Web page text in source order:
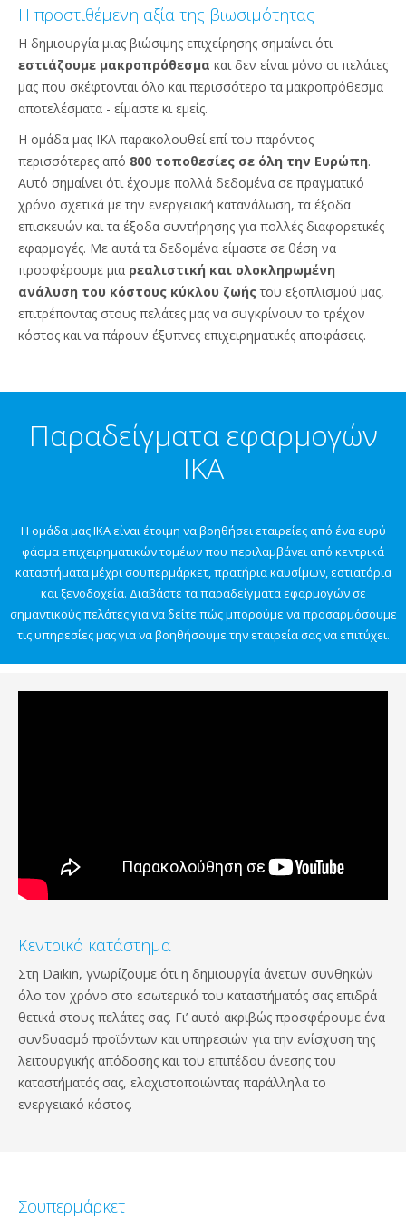
Η προστιθέμενη αξία της βιωσιμότητας
Η δημιουργία μιας βιώσιμης επιχείρησης σημαίνει ότι
εστιάζουμε μακροπρόθεσμα και δεν είναι μόνο οι πελάτες
μας που σκέφτονται όλο και περισσότερο τα μακροπρόθεσμα
αποτελέσματα - είμαστε κι εμείς.
Η ομάδα μας IKA παρακολουθεί επί του παρόντος
περισσότερες από 800 τοποθεσίες σε όλη την Ευρώπη.
Αυτό σημαίνει ότι έχουμε πολλά δεδομένα σε πραγματικό
χρόνο σχετικά με την ενεργειακή κατανάλωση, τα έξοδα
επισκευών και τα έξοδα συντήρησης για πολλές διαφορετικές
εφαρμογές. Με αυτά τα δεδομένα είμαστε σε θέση να
προσφέρουμε μια ρεαλιστική και ολοκληρωμένη
ανάλυση του κόστους κύκλου ζωής του εξοπλισμού μας,
επιτρέποντας στους πελάτες μας να συγκρίνουν το τρέχον
κόστος και να πάρουν έξυπνες επιχειρηματικές αποφάσεις.
Παραδείγματα εφαρμογών
IKA
Η ομάδα μας IKA είναι έτοιμη να βοηθήσει εταιρείες από ένα ευρύ
φάσμα επιχειρηματικών τομέων που περιλαμβάνει από κεντρικά
καταστήματα μέχρι σουπερμάρκετ, πρατήρια καυσίμων, εστιατόρια
και ξενοδοχεία. Διαβάστε τα παραδείγματα εφαρμογών σε
σημαντικούς πελάτες για να δείτε πώς μπορούμε να προσαρμόσουμε
τις υπηρεσίες μας για να βοηθήσουμε την εταιρεία σας να επιτύχει.
Κεντρικό κατάστημα
Στη Daikin, γνωρίζουμε ότι η δημιουργία άνετων συνθηκών
όλο τον χρόνο στο εσωτερικό του καταστήματός σας επιδρά
θετικά στους πελάτες σας. Γι’ αυτό ακριβώς προσφέρουμε ένα
συνδυασμό προϊόντων και υπηρεσιών για την ενίσχυση της
λειτουργικής απόδοσης και του επιπέδου άνεσης του
καταστήματός σας, ελαχιστοποιώντας παράλληλα το
ενεργειακό κόστος.
Σουπερμάρκετ